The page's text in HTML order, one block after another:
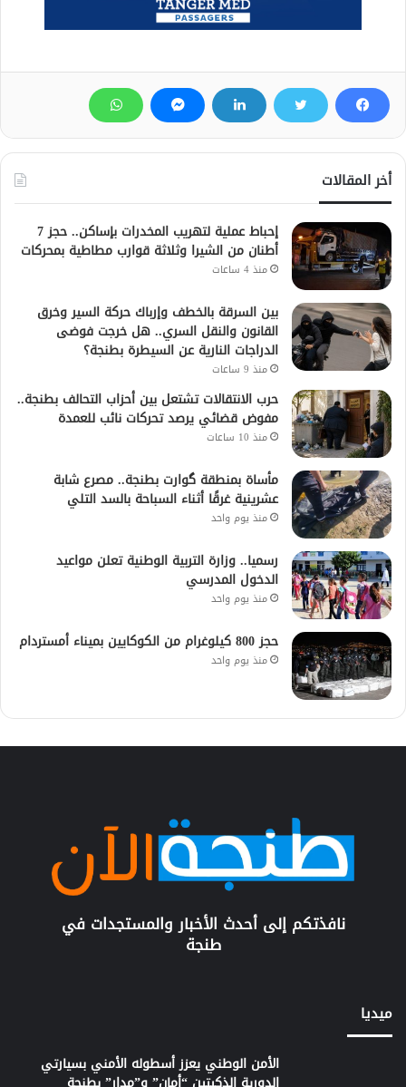
أخر المقالات
إحباط عملية لتهريب المخدرات بإساكن.. حجز 7
أطنان من الشيرا وثلاثة قوارب مطاطية بمحركات
منذ 4 ساعات
بين السرقة بالخطف وإرباك حركة السير وخرق
القانون والنقل السري.. هل خرجت فوضى
الدراجات النارية عن السيطرة بطنجة؟
منذ 9 ساعات
حرب الانتقالات تشتعل بين أحزاب التحالف بطنجة..
مفوض قضائي يرصد تحركات نائب للعمدة
منذ 10 ساعات
مأساة بمنطقة گوارت بطنجة.. مصرع شابة
عشرينية غرقًا أثناء السباحة بالسد التلي
منذ يوم واحد
رسميا.. وزارة التربية الوطنية تعلن مواعيد
الدخول المدرسي
منذ يوم واحد
حجز 800 كيلوغرام من الكوكايين بميناء أمستردام
منذ يوم واحد
نافذتكم إلى أحدث الأخبار والمستجدات في
طنجة
ميديا
الأمن الوطني يعزز أسطوله الأمني بسيارتي